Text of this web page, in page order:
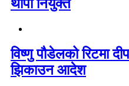
थापा नियुक्त
विष्णु पौडेलको रिटमा
झिकाउन आदेश